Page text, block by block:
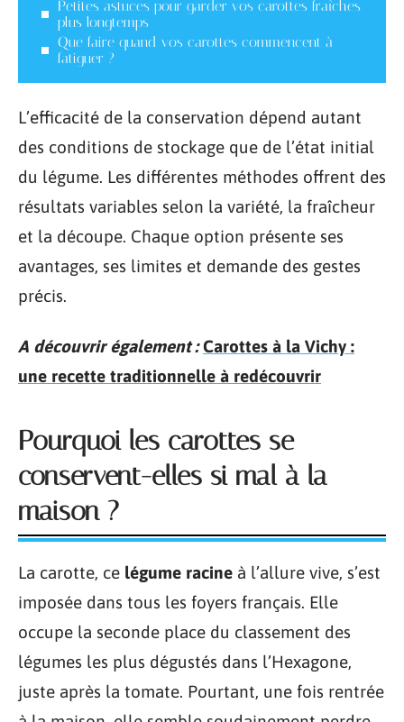
Petites astuces pour garder vos carottes fraîches
plus longtemps
Que faire quand vos carottes commencent à
fatiguer ?
L’efficacité de la conservation dépend autant
des conditions de stockage que de l’état initial
du légume. Les différentes méthodes offrent des
résultats variables selon la variété, la fraîcheur
et la découpe. Chaque option présente ses
avantages, ses limites et demande des gestes
précis.
A découvrir également : Carottes à la Vichy :
une recette traditionnelle à redécouvrir
Pourquoi les carottes se
conservent-elles si mal à la
maison ?
La carotte, ce légume racine à l’allure vive, s’est
imposée dans tous les foyers français. Elle
occupe la seconde place du classement des
légumes les plus dégustés dans l’Hexagone,
juste après la tomate. Pourtant, une fois rentrée